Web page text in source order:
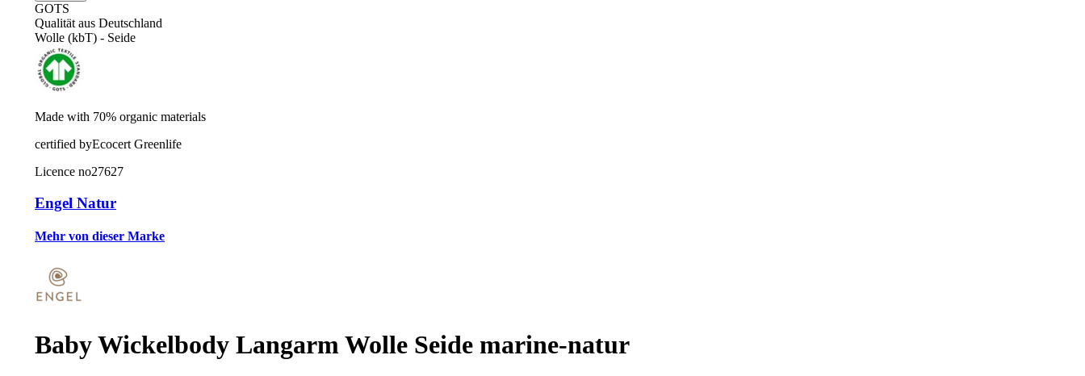
GOTS
Qualität aus Deutschland
Wolle (kbT) - Seide
Made with 70% organic materials
certified byEcocert Greenlife
Licence no27627
Engel Natur
Mehr von dieser Marke
Baby Wickelbody Langarm Wolle Seide marine-natur